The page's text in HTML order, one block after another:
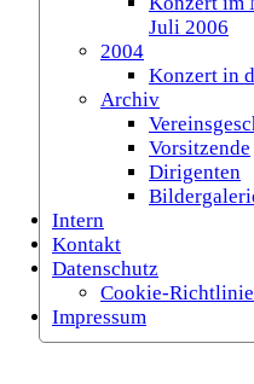
Juli 2006
2004
Konzert in
Archiv
Vorsitzende
Dirigenten
Intern
Kontakt
Datenschutz
Cookie-Richtlinie
Impressum